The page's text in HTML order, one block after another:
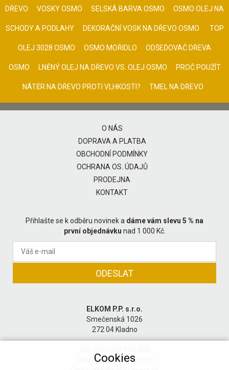
DŘEVO VOSKY OSMO SELSKÁ BARVA OSMO OSMO OLEJ NA
SCHODY A PODLAHY DEKORAČNÍ VOSK NA DŘEVO OSMO TOP
OLEJ 3028 OSMO OSMO MOŘIDLO ODŠEĎOVAČ DŘEVA
OSMO LNĚNÝ OLEJ NA DŘEVO VS. OLEJ OSMO PROČ POUŽÍT
NÁTĚR NA DŘEVO PROTI VLHKOSTI? TMEL NA DŘEVO
O NÁS
DOPRAVA A PLATBA
OBCHODNÍ PODMÍNKY
OCHRANA OS. ÚDAJŮ
PRODEJNA
KONTAKT
Přihlašte se k odběru novinek a dáme vám slevu 5 % na
první objednávku nad 1 000 Kč.
ELKOM P.P. s.r.o.
Smečenská 1026
272 04 Kladno
GSM: +420 602 201 008
Cookies